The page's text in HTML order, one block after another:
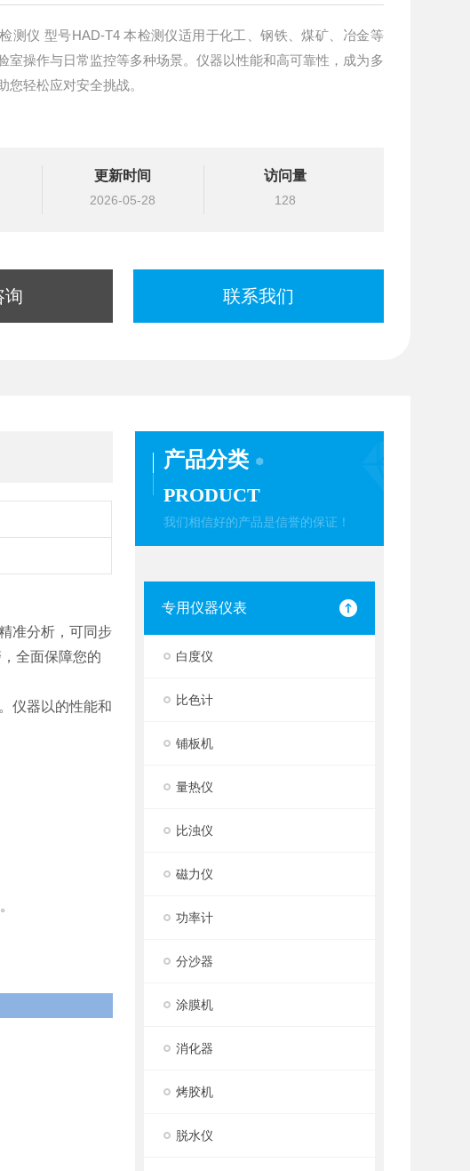
测仪 型号HAD-T4 本检测仪适用于化工、钢铁、煤矿、冶金等
室操作与日常监控等多种场景。仪器以性能和高可靠性，成为多
您轻松应对安全挑战。
更新时间
2026-05-28
访问量
128
询 联系我们
产品分类
PRODUCT
我们相信好的产品是信誉的保证！
专用仪器仪表
白度仪
比色计
铺板机
量热仪
比浊仪
磁力仪
功率计
分沙器
涂膜机
消化器
烤胶机
脱水仪
准分析，可同步
全面保障您的
仪器 以的性能和